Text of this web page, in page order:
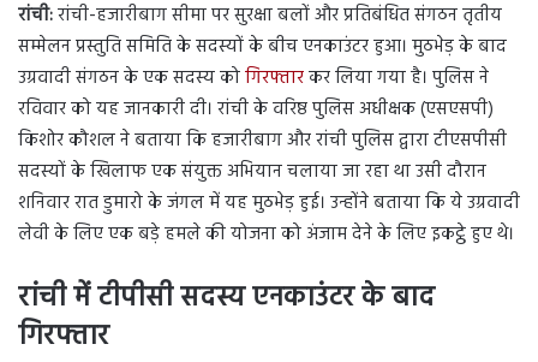
रांची:रांची-हजारीबाग सीमा पर सुरक्षा बलों और प्रतिबंधित संगठन तृतीय
सम्मेलन प्रस्तुति समिति के सदस्यों के बीच एनकाउंटर हुआ। मुठभेड़ के बाद
उग्रवादी संगठन के एक सदस्य कोगिरफ्तारकर लिया गया है। पुलिस ने
रविवार को यह जानकारी दी। रांची के वरिष्ठ पुलिस अधीक्षक (एसएसपी)
किशोर कौशल ने बताया कि हजारीबाग और रांची पुलिस द्वारा टीएसपीसी
सदस्यों के खिलाफ एक संयुक्त अभियान चलाया जा रहा था उसी दौरान
शनिवार रात डुमारो के जंगल में यह मुठभेड़ हुई। उन्होंने बताया कि ये उग्रवादी
लेवी के लिए एक बड़े हमले की योजना को अंजाम देने के लिए इकट्ठे हुए थे।
रांची में टीपीसी सदस्य एनकाउंटर के बाद
गिरफ्तार